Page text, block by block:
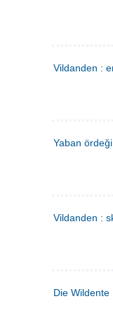
Vildanden :
Yaban ördeği
Vildanden :
Die Wildente